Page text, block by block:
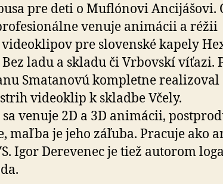
pre deti o Muflónovi Ancijášovi.
venuje animácii a réžii
pre slovenské kapely
ladu a skladu či Vrbovskí víťazi.
Smatanovú kompletne realizoval
videoklip k skladbe Včely.
venuje 2D a 3D animácii,
maľba je jeho záľuba. Pracuje ako
Igor Derevenec je tiež autorom